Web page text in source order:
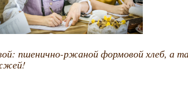
пшенично-ржаной формовой хлеб, а